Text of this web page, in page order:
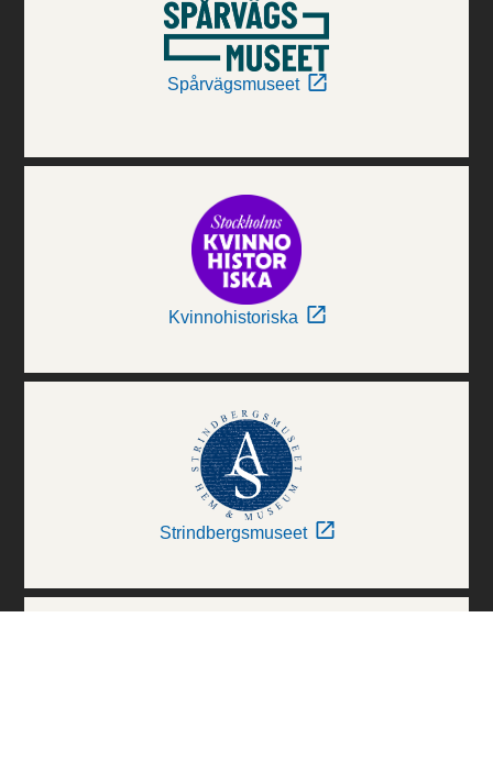
Spårvägsmuseet
Kvinnohistoriska
Strindbergsmuseet